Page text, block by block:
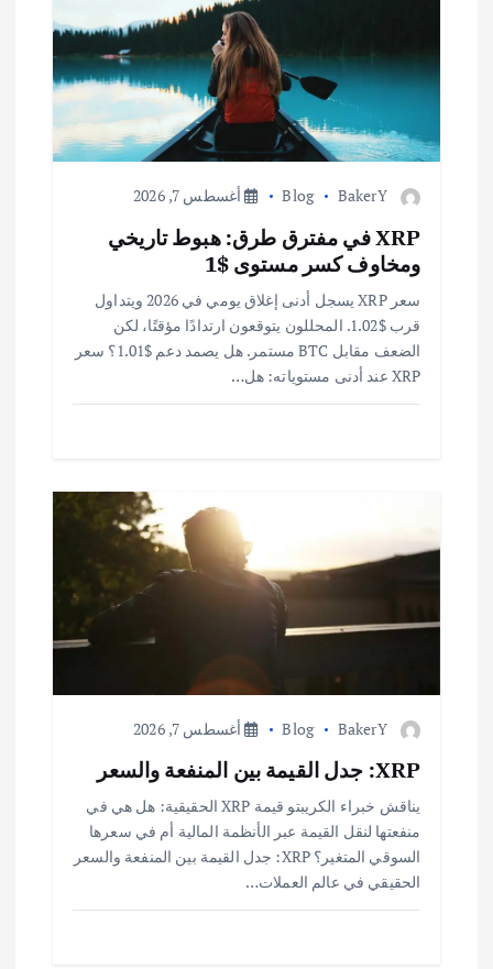
ت
BakerY
Blog أغسطس 7, 2026
XRP في مفترق طرق: هبوط تاريخي
ومخاوف كسر مستوى $1
سعر XRP يسجل أدنى إغلاق يومي في 2026 ويتداول
قرب $1.02. المحللون يتوقعون ارتدادًا مؤقتًا، لكن
الضعف مقابل BTC مستمر. هل يصمد دعم $1.01؟ سعر
XRP عند أدنى مستوياته: هل…
BakerY
Blog أغسطس 7, 2026
XRP: جدل القيمة بين المنفعة والسعر
يناقش خبراء الكريبتو قيمة XRP الحقيقية: هل هي في
منفعتها لنقل القيمة عبر الأنظمة المالية أم في سعرها
السوقي المتغير؟ XRP: جدل القيمة بين المنفعة والسعر
الحقيقي في عالم العملات…